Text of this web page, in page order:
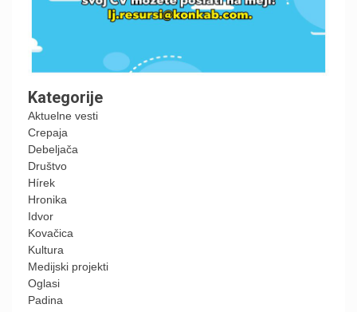
Kategorije
Aktuelne vesti
Crepaja
Debeljača
Društvo
Hírek
Hronika
Idvor
Kovačica
Kultura
Medijski projekti
Oglasi
Padina